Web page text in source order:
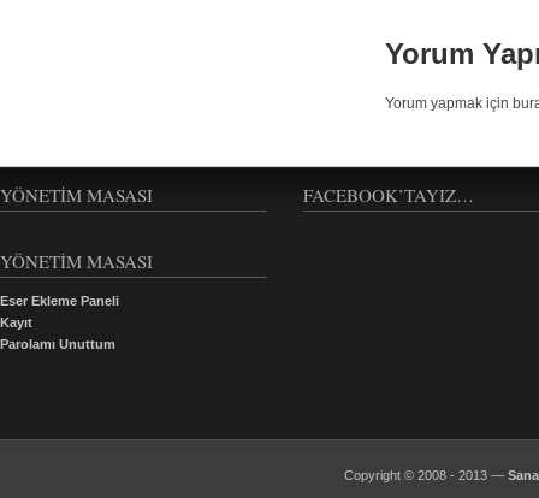
Yorum
Yorum yapmak için
YÖNETIM MASASI
YÖNETİM MASASI
Eser Ekleme Paneli
Kayıt
Parolamı Unuttum
FACEBOOK’TAYIZ…
Copyright © 2008 - 2013 —